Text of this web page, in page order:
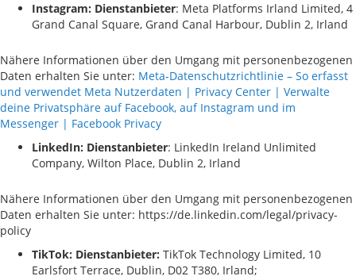
Instagram: Dienstanbieter: Meta Platforms Irland Limited, 4
Grand Canal Square, Grand Canal Harbour, Dublin 2, Irland
Nähere Informationen über den Umgang mit personenbezogenen
Daten erhalten Sie unter: Meta-Datenschutzrichtlinie – So erfasst
und verwendet Meta Nutzerdaten | Privacy Center | Verwalte
deine Privatsphäre auf Facebook, auf Instagram und im
Messenger | Facebook Privacy
LinkedIn: Dienstanbieter: LinkedIn Ireland Unlimited
Company, Wilton Place, Dublin 2, Irland
Nähere Informationen über den Umgang mit personenbezogenen
Daten erhalten Sie unter: https://de.linkedin.com/legal/privacy-
policy
TikTok: Dienstanbieter: TikTok Technology Limited, 10
Earlsfort Terrace, Dublin, D02 T380, Irland;